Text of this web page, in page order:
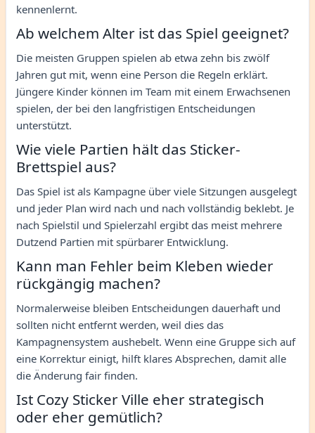
kennenlernt.
Ab welchem Alter ist das Spiel geeignet?
Die meisten Gruppen spielen ab etwa zehn bis zwölf
Jahren gut mit, wenn eine Person die Regeln erklärt.
Jüngere Kinder können im Team mit einem Erwachsenen
spielen, der bei den langfristigen Entscheidungen
unterstützt.
Wie viele Partien hält das Sticker-
Brettspiel aus?
Das Spiel ist als Kampagne über viele Sitzungen ausgelegt
und jeder Plan wird nach und nach vollständig beklebt. Je
nach Spielstil und Spielerzahl ergibt das meist mehrere
Dutzend Partien mit spürbarer Entwicklung.
Kann man Fehler beim Kleben wieder
rückgängig machen?
Normalerweise bleiben Entscheidungen dauerhaft und
sollten nicht entfernt werden, weil dies das
Kampagnensystem aushebelt. Wenn eine Gruppe sich auf
eine Korrektur einigt, hilft klares Absprechen, damit alle
die Änderung fair finden.
Ist Cozy Sticker Ville eher strategisch
oder eher gemütlich?